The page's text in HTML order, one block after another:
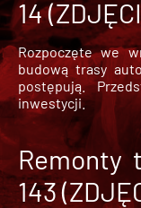
14
Rozpoczęte we
budową trasy
postępują.
inwestycji.
Remonty
143